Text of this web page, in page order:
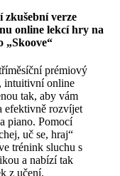
zkušební verze
online lekcí hry na
„Skoove“
prémiový
intuitivní online
tak, aby vám
efektivně rozvíjet
piano. Pomocí
uč se, hraj“
trénink sluchu s
a nabízí tak
z učení.